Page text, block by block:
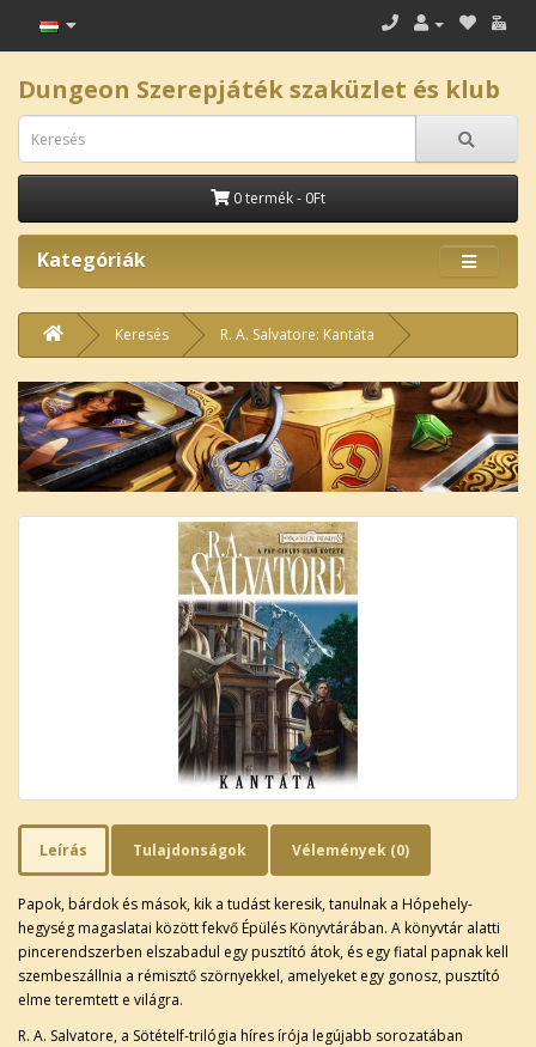
Dungeon Szerepjáték szaküzlet és klub
0 termék - 0Ft
Kategóriák
Keresés R. A. Salvatore: Kantáta
Leírás Tulajdonságok Vélemények (0)
Papok, bárdok és mások, kik a tudást keresik, tanulnak a Hópehely-
hegység magaslatai között fekvő Épülés Könyvtárában. A könyvtár alatti
pincerendszerben elszabadul egy pusztító átok, és egy fiatal papnak kell
szembeszállnia a rémisztő szörnyekkel, amelyeket egy gonosz, pusztító
elme teremtett e világra.
R. A. Salvatore, a Sötételf-trilógia híres írója legújabb sorozatában